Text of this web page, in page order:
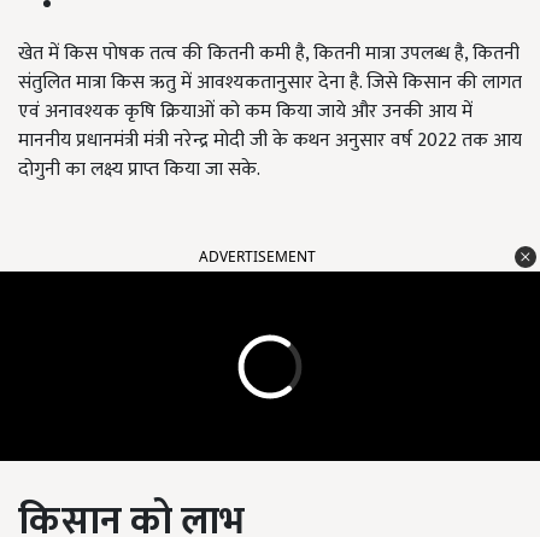
खेत में किस पोषक तत्व की कितनी कमी है, कितनी मात्रा उपलब्ध है, कितनी
संतुलित मात्रा किस ऋतु में आवश्यकतानुसार देना है. जिसे किसान की लागत
एवं अनावश्यक कृषि क्रियाओं को कम किया जाये और उनकी आय में
माननीय प्रधानमंत्री मंत्री नरेन्द्र मोदी जी के कथन अनुसार वर्ष 2022 तक आय
दोगुनी का लक्ष्य प्राप्त किया जा सके.
ADVERTISEMENT
किसान को लाभ